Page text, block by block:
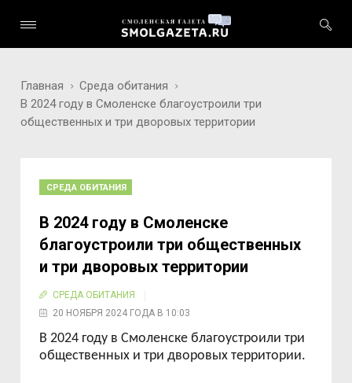
Главная
Среда обитания
В 2024 году в Смоленске благоустроили три
общественных и три дворовых территории
СРЕДА ОБИТАНИЯ
В 2024 году в Смоленске
благоустроили три общественных
и три дворовых территории
СРЕДА ОБИТАНИЯ
20 НОЯБРЯ 2024 ГОДА В 10:03
В 2024 году в Смоленске благоустроили три
общественных и три дворовых территории.